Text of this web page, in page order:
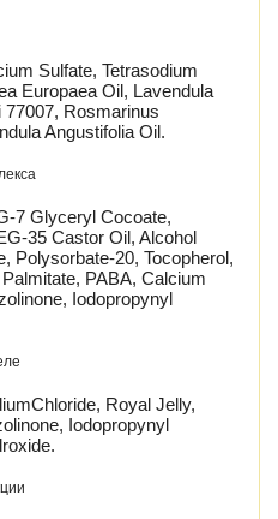
Sulfate, Tetrasodium
Europaea Oil, Lavendula
Rosmarinus
Angustifolia Oil.
7 Glyceryl Cocoate,
35 Castor Oil, Alcohol
Polysorbate-20, Tocopherol,
PABA, Calcium
Iodopropynyl
Royal Jelly,
Iodopropynyl